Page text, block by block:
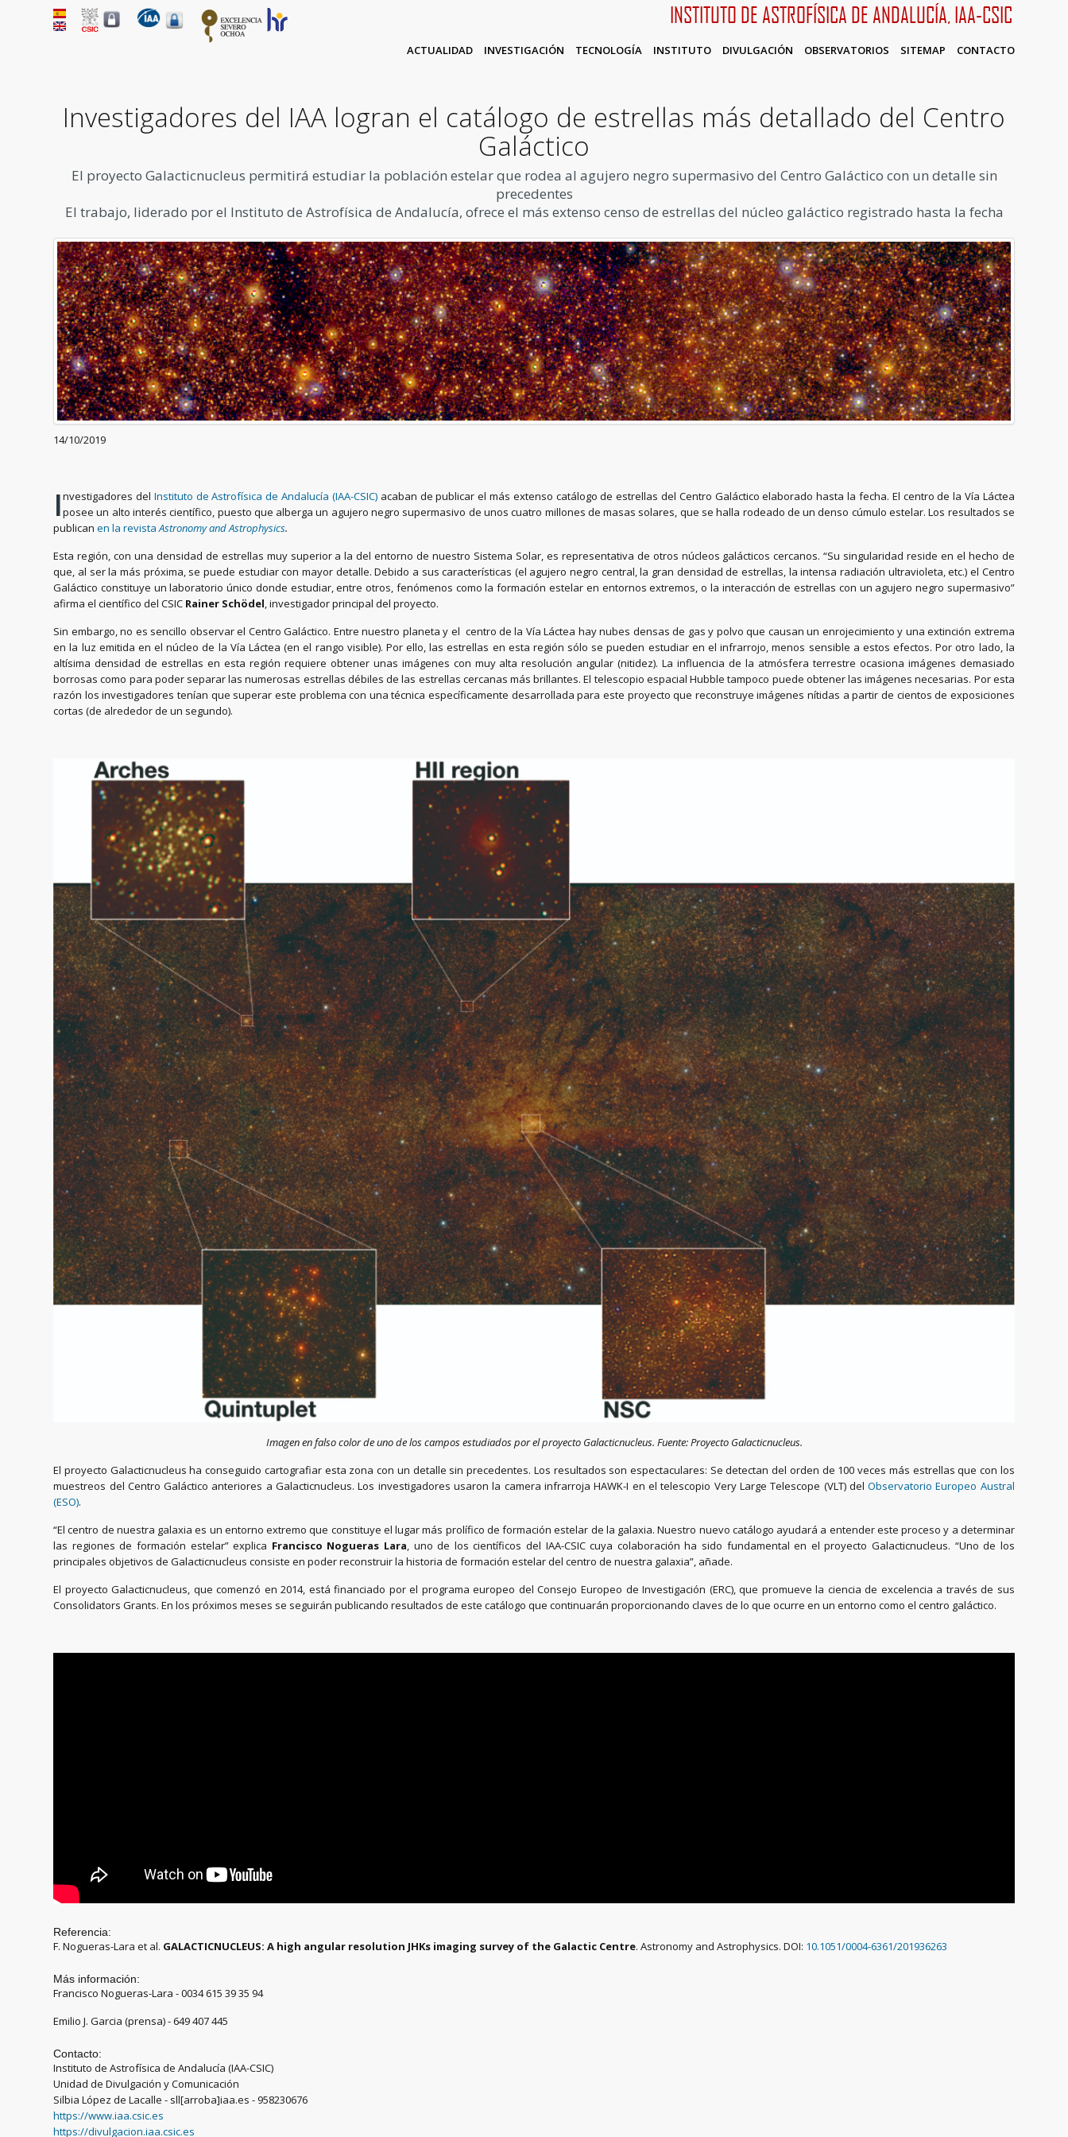
INSTITUTO DE ASTROFÍSICA DE ANDALUCÍA, IAA-CSIC
ACTUALIDAD INVESTIGACIÓN TECNOLOGÍA INSTITUTO DIVULGACIÓN OBSERVATORIOS SITEMAP CONTACTO
Investigadores del IAA logran el catálogo de estrellas más detallado del Centro
Galáctico
El proyecto Galacticnucleus permitirá estudiar la población estelar que rodea al agujero negro supermasivo del Centro Galáctico con un detalle sin
precedentes
El trabajo, liderado por el Instituto de Astrofísica de Andalucía, ofrece el más extenso censo de estrellas del núcleo galáctico registrado hasta la fecha
14/10/2019
Investigadores del Instituto de Astrofísica de Andalucía (IAA-CSIC)acaban de publicar el más extenso catálogo de estrellas del Centro Galáctico elaborado hasta la fecha. El centro de la Vía Láctea
posee un alto interés científico, puesto que alberga un agujero negro supermasivo de unos cuatro millones de masas solares, que se halla rodeado de un denso cúmulo estelar. Los resultados se
publicanen la revistaAstronomy and Astrophysics.
Esta región, con una densidad de estrellas muy superior a la del entorno de nuestro Sistema Solar, es representativa de otros núcleos galácticos cercanos. “Su singularidad reside en el hecho de
que, al ser la más próxima, se puede estudiar con mayor detalle. Debido a sus características (el agujero negro central, la gran densidad de estrellas, la intensa radiación ultravioleta, etc.) el Centro
Galáctico constituye un laboratorio único donde estudiar, entre otros, fenómenos como la formación estelar en entornos extremos, o la interacción de estrellas con un agujero negro supermasivo”
afirma el científico del CSIC Rainer Schödel, investigador principal del proyecto.
Sin embargo, no es sencillo observar el Centro Galáctico. Entre nuestro planeta y el centro de la Vía Láctea hay nubes densas de gas y polvo que causan un enrojecimiento y una extinción extrema
en la luz emitida en el núcleo de la Vía Láctea (en el rango visible). Por ello, las estrellas en esta región sólo se pueden estudiar en el infrarrojo, menos sensible a estos efectos. Por otro lado, la
altísima densidad de estrellas en esta región requiere obtener unas imágenes con muy alta resolución angular (nitidez). La influencia de la atmósfera terrestre ocasiona imágenes demasiado
borrosas como para poder separar las numerosas estrellas débiles de las estrellas cercanas más brillantes. El telescopio espacial Hubble tampoco puede obtener las imágenes necesarias. Por esta
razón los investigadores tenían que superar este problema con una técnica específicamente desarrollada para este proyecto que reconstruye imágenes nítidas a partir de cientos de exposiciones
cortas (de alrededor de un segundo).
Imagen en falso color de uno de los campos estudiados por el proyecto Galacticnucleus. Fuente: Proyecto Galacticnucleus.
El proyecto Galacticnucleus ha conseguido cartografiar esta zona con un detalle sin precedentes. Los resultados son espectaculares: Se detectan del orden de 100 veces más estrellas que con los
muestreos del Centro Galáctico anteriores a Galacticnucleus. Los investigadores usaron la camera infrarroja HAWK-I en el telescopio Very Large Telescope (VLT) delObservatorio Europeo Austral
(ESO).
“El centro de nuestra galaxia es un entorno extremo que constituye el lugar más prolífico de formación estelar de la galaxia. Nuestro nuevo catálogo ayudará a entender este proceso y a determinar
las regiones de formación estelar” explica Francisco Nogueras Lara, uno de los científicos del IAA-CSIC cuya colaboración ha sido fundamental en el proyecto Galacticnucleus. “Uno de los
principales objetivos de Galacticnucleus consiste en poder reconstruir la historia de formación estelar del centro de nuestra galaxia”, añade.
El proyecto Galacticnucleus, que comenzó en 2014, está financiado por el programa europeo del Consejo Europeo de Investigación (ERC), que promueve la ciencia de excelencia a través de sus
Consolidators Grants. En los próximos meses se seguirán publicando resultados de este catálogo que continuarán proporcionando claves de lo que ocurre en un entorno como el centro galáctico.
Referencia:
F. Nogueras-Lara et al. GALACTICNUCLEUS: A high angular resolution JHKs imaging survey of the Galactic Centre. Astronomy and Astrophysics. DOI: 10.1051/0004-6361/201936263
Más información:
Francisco Nogueras-Lara - 0034 615 39 35 94
Emilio J. Garcia (prensa) - 649 407 445
Contacto:
Instituto de Astrofísica de Andalucía (IAA-CSIC)
Unidad de Divulgación y Comunicación
Silbia López de Lacalle - sll[arroba]iaa.es - 958230676
https://www.iaa.csic.es
https://divulgacion.iaa.csic.es